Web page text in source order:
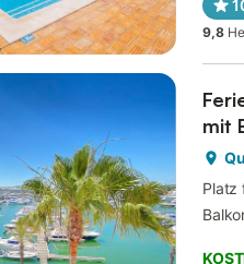
9,8
mit
Platz